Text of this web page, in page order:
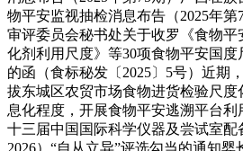
物平安监视抽检消息布告（2025年
审评委员会秘书处关于收罗《食物平
化剂利用尺度》等30项食物平安国
的函（食标秘发〔2025〕5号）近期
拔东城区农贸市场食物进货检验尺
息化程度，开展食物平安逃溯平台利
十三届中国国际科学仪器及尝试室配
2026）“自从立异”评选勾当的通知